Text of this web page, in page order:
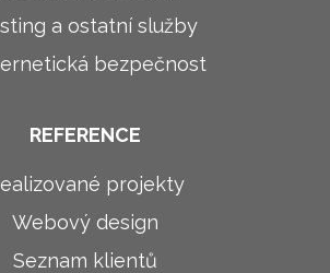
a ostatní služby
bezpečnost
REFERENCE
projekty
Webový design
Seznam klientů